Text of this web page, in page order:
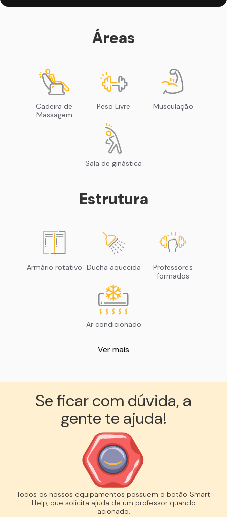
Áreas
Cadeira de
Massagem
Peso Livre Musculação
Sala de ginástica
Estrutura
Armário rotativo Ducha aquecida
Professores
formados
Ar condicionado
Ver mais
Se ficar com dúvida, a
gente te ajuda!︎
Todos os nossos equipamentos possuem o botão Smart
Help, que solicita ajuda de um professor quando
acionado.